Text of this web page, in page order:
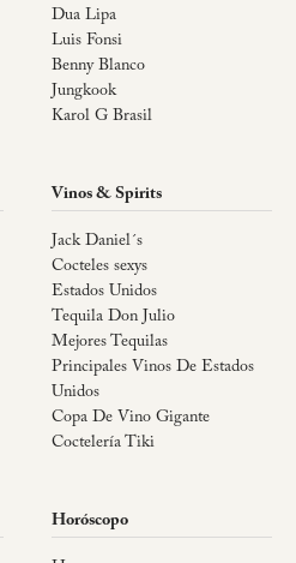
Dua Lipa
Luis Fonsi
Benny Blanco
Jungkook
Karol G Brasil
Vinos & Spirits
Jack Daniel´s
Cocteles sexys
Estados Unidos
Tequila Don Julio
Mejores Tequilas
Principales Vinos De Estados
Unidos
Copa De Vino Gigante
Coctelería Tiki
Horóscopo